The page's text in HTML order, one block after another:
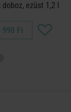
doboz, ezüst 1,2 l
990 Ft